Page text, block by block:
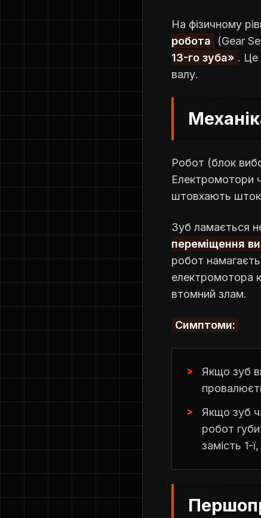
На фізичному
робота
(Gear
13-го зуба» . Це
валу.
Робот (блок
Електромотори
штовхають
Зуб ламається
переміщення
робот
електромотора
втомний злам.
Симптоми:
Якщо зуб
Якщо зуб
робот
замість 1-